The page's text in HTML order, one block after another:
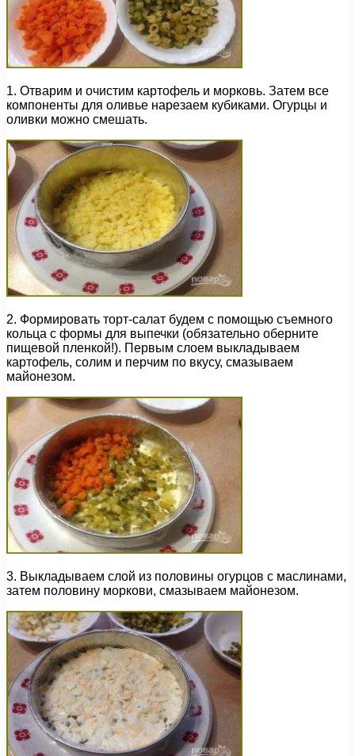
1. Отварим и очистим картофель и морковь. Затем все
компоненты для оливье нарезаем кубиками. Огурцы и
оливки можно смешать.
2. Формировать торт-салат будем с помощью съемного
кольца с формы для выпечки (обязательно оберните
пищевой пленкой!). Первым слоем выкладываем
картофель, солим и перчим по вкусу, смазываем
майонезом.
3. Выкладываем слой из половины огурцов с маслинами,
затем половину моркови, смазываем майонезом.